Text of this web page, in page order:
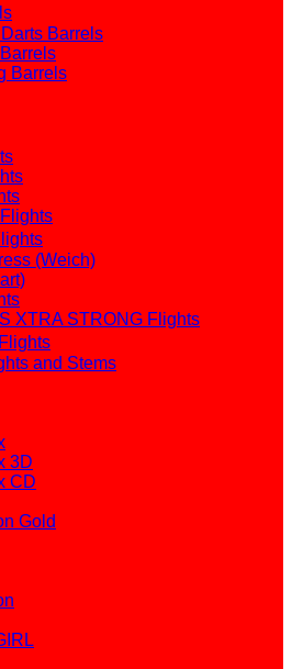
Barrels
Barrels
(Weich)
XTRA STRONG Flights
and Stems
3D
CD
Gold